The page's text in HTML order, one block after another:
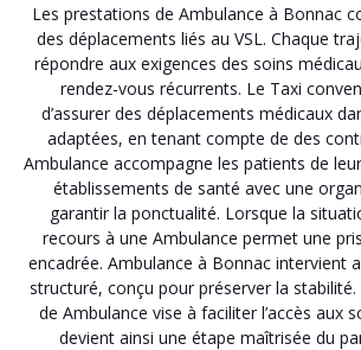
Les prestations de Ambulance à Bonnac
des déplacements liés au VSL. Chaque
répondre aux exigences des soins
rendez-vous récurrents. Le Taxi
d’assurer des déplacements médicaux
adaptées, en tenant compte de des
Ambulance accompagne les patients de
établissements de santé avec une
garantir la ponctualité. Lorsque la
recours à une Ambulance permet une
encadrée. Ambulance à Bonnac intervient
structuré, conçu pour préserver la
de Ambulance vise à faciliter l’accès aux
devient ainsi une étape maîtrisée du